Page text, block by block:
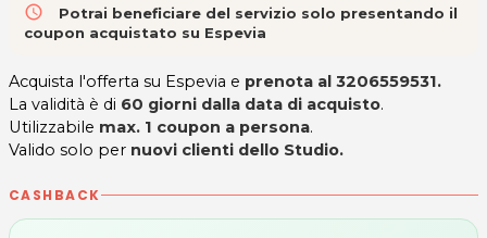
access_time
Potrai beneficiare del servizio solo presentando il
coupon acquistato su Espevia
Acquista l'offerta su Espevia e prenota al 3206559531.
La validità è di 60 giorni dalla data di acquisto.
Utilizzabile max. 1 coupon a persona.
Valido solo per nuovi clienti dello Studio.
CASHBACK